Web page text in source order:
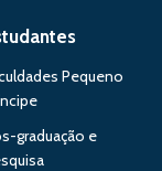
Pequeno
graduação e